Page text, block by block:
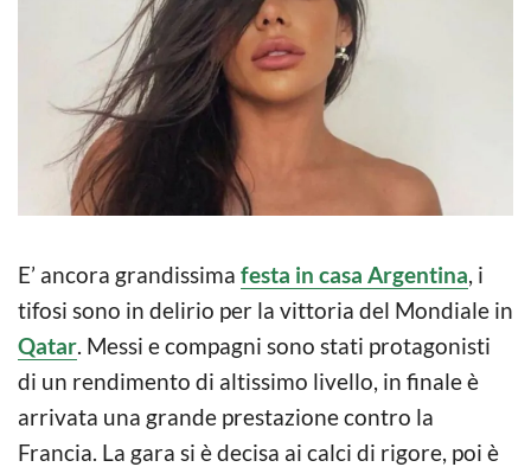
E’ ancora grandissima festa in casa Argentina, i
tifosi sono in delirio per la vittoria del Mondiale in
Qatar. Messi e compagni sono stati protagonisti
di un rendimento di altissimo livello, in finale è
arrivata una grande prestazione contro la
Francia. La gara si è decisa ai calci di rigore, poi è